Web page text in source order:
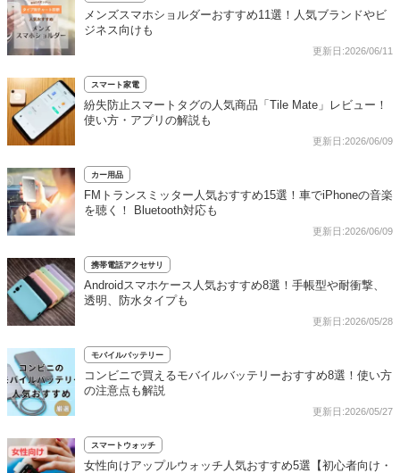
メンズスマホショルダーおすすめ11選！人気ブランドやビ
ジネス向けも
更新日:2026/06/11
スマート家電
紛失防止スマートタグの人気商品「Tile Mate」レビュー！
使い方・アプリの解説も
更新日:2026/06/09
カー用品
FMトランスミッター人気おすすめ15選！車でiPhoneの音楽
を聴く！ Bluetooth対応も
更新日:2026/06/09
携帯電話アクセサリ
Androidスマホケース人気おすすめ8選！手帳型や耐衝撃、
透明、防水タイプも
更新日:2026/05/28
モバイルバッテリー
コンビニで買えるモバイルバッテリーおすすめ8選！使い方
の注意点も解説
更新日:2026/05/27
スマートウォッチ
女性向けアップルウォッチ人気おすすめ5選【初心者向け・